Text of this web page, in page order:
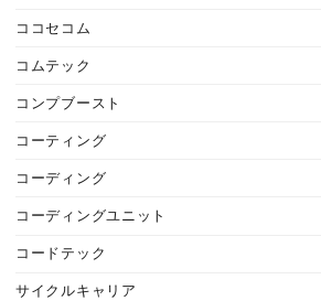
ココセコム
コムテック
コンプブースト
コーティング
コーディング
コーディングユニット
コードテック
サイクルキャリア